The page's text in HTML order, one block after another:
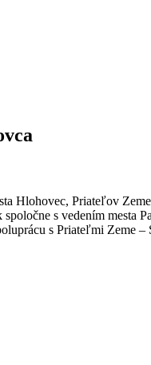
Hlohovec, Priateľov
s vedením mesta
s Priateľmi Zeme –